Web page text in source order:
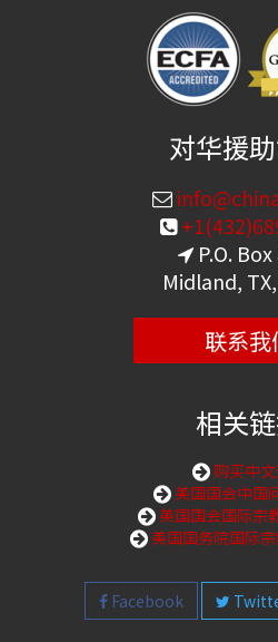
对华援
P.O. Box
Midland,
联系我
相关
购买中
美国国会中国
美国国会国际宗
美国国务院国际
Facebook